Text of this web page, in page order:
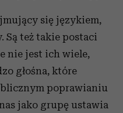
się językiem,
Są też takie postaci
nie jest ich wiele,
głośna, które
poprawianiu
jako grupę ustawia